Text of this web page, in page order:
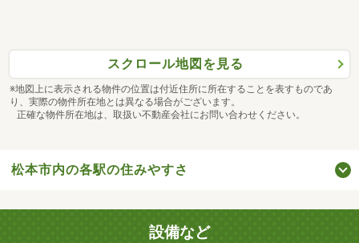
スクロール地図を見る
※地図上に表示される物件の位置は付近住所に所在することを表すものであ
り、実際の物件所在地とは異なる場合がございます。
正確な物件所在地は、取扱い不動産会社にお問い合わせください。
松本市内の各駅の住みやすさ
設備など